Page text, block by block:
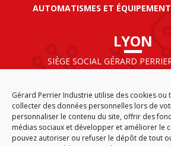
Gérard Perrier Industrie utilise des cookies ou
collecter des données personnelles lors de
personnaliser le contenu du site, offrir des
médias sociaux et développer et améliorer le
pouvez autoriser ou refuser le dépôt de tout
AUTOMATISMES ET
LYON
SIÈGE SOCIAL GÉRARD
69125 LYON AÉROPORT
FRANCE